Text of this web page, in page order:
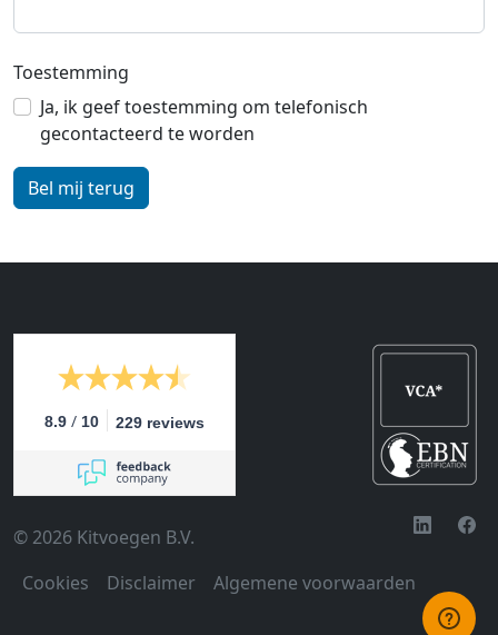
Toestemming
Ja, ik geef toestemming om telefonisch
gecontacteerd te worden
8.9 / 10 229 reviews
© 2026 Kitvoegen B.V.
Cookies
Disclaimer Algemene voorwaarden